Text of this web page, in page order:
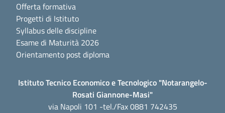
Offerta formativa
Progetti di Istituto
Syllabus delle discipline
Esame di Maturità 2026
Orientamento post diploma
Istituto Tecnico Economico e Tecnologico "Notarangelo-
Rosati Giannone-Masi"
via Napoli 101 -tel./Fax 0881 742435